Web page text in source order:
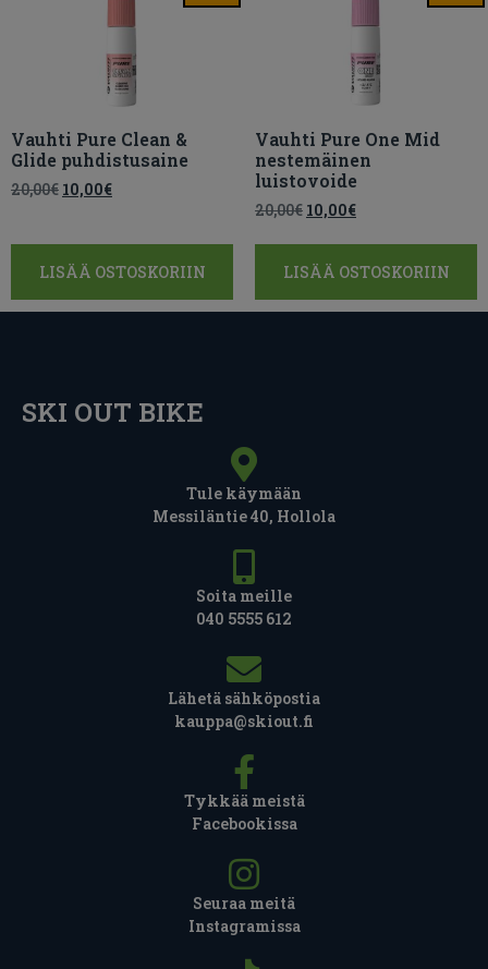
Vauhti Pure Clean &
Glide puhdistusaine
20,00€ 10,00€
LISÄÄ OSTOSKORIIN
Vauhti Pure One Mid
nestemäinen
luistovoide
20,00€ 10,00€
LISÄÄ OSTOSKORIIN
SKI OUT BIKE
Tule käymään
Messiläntie 40, Hollola
Soita meille
040 5555 612
Lähetä sähköpostia
kauppa@skiout.fi
Tykkää meistä
Facebookissa
Seuraa meitä
Instagramissa